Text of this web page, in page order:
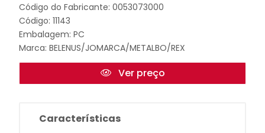
Código do Fabricante: 0053073000
Código: 11143
Embalagem: PC
Marca: BELENUS/JOMARCA/METALBO/REX
Ver preço
Características